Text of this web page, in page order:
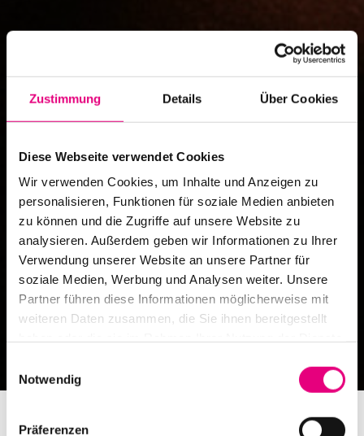
Zustimmung Details Über Cookies
Diese Webseite verwendet Cookies
Wir verwenden Cookies, um Inhalte und Anzeigen zu
personalisieren, Funktionen für soziale Medien anbieten
zu können und die Zugriffe auf unsere Website zu
analysieren. Außerdem geben wir Informationen zu Ihrer
Verwendung unserer Website an unsere Partner für
soziale Medien, Werbung und Analysen weiter. Unsere
Partner führen diese Informationen möglicherweise mit
weiteren Daten zusammen, die Sie ihnen bereitgestellt
Notwendig
Präferenzen